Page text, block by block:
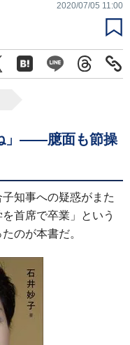
2020/07/05 11:00
」――臆面も節操
知事への疑惑がまた
首席で卒業」という
のが本書だ。